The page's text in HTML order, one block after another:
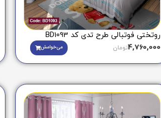
روتختی فوتبالی طرح تدی کد BD1093
4,760,000تومان می‌خوامش